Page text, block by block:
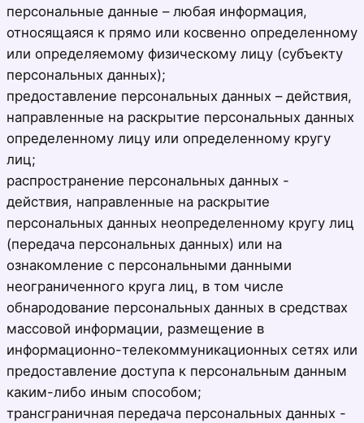
персональные данные – любая информация,
относящаяся к прямо или косвенно определенному
или определяемому физическому лицу (субъекту
персональных данных);
предоставление персональных данных – действия,
направленные на раскрытие персональных данных
определенному лицу или определенному кругу
лиц;
распространение персональных данных -
действия, направленные на раскрытие
персональных данных неопределенному кругу лиц
(передача персональных данных) или на
ознакомление с персональными данными
неограниченного круга лиц, в том числе
обнародование персональных данных в средствах
массовой информации, размещение в
информационно-телекоммуникационных сетях или
предоставление доступа к персональным данным
каким-либо иным способом;
трансграничная передача персональных данных -